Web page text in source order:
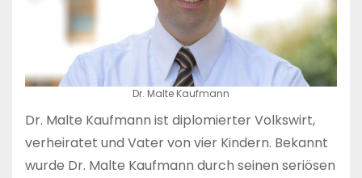
Dr. Malte Kaufmann
Dr. Malte Kaufmann ist diplomierter Volkswirt,
verheiratet und Vater von vier Kindern. Bekannt
wurde Dr. Malte Kaufmann durch seinen seriösen